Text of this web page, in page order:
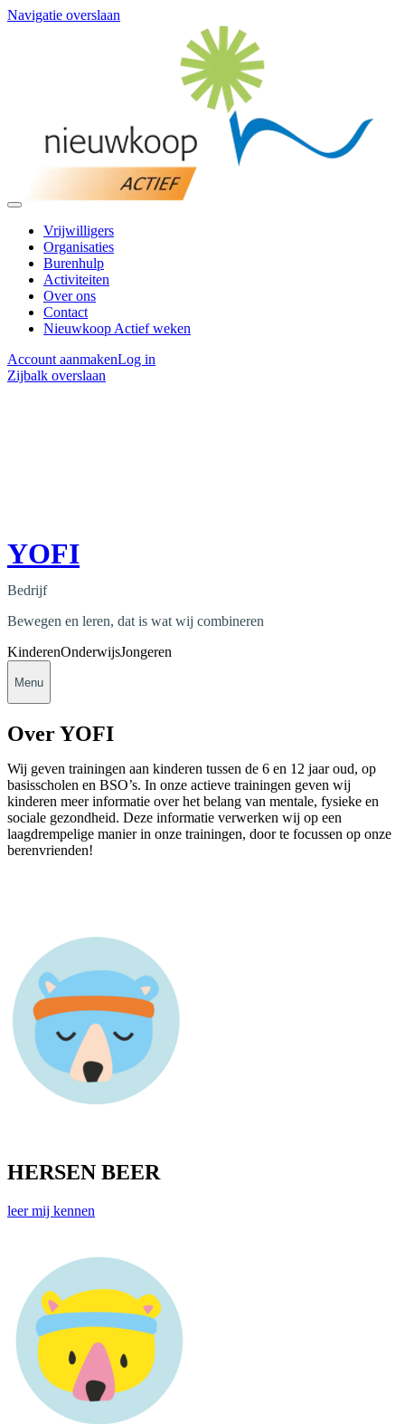
Navigatie overslaan
Vrijwilligers
Organisaties
Burenhulp
Activiteiten
Over ons
Contact
Nieuwkoop Actief weken
Account aanmakenLog in
Zijbalk overslaan
YOFI
Bedrijf
Bewegen en leren, dat is wat wij combineren
KinderenOnderwijsJongeren
Menu
Over YOFI
Wij geven trainingen aan kinderen tussen de 6 en 12 jaar oud, op
basisscholen en BSO’s. In onze actieve trainingen geven wij
kinderen meer informatie over het belang van mentale, fysieke en
sociale gezondheid. Deze informatie verwerken wij op een
laagdrempelige manier in onze trainingen, door te focussen op onze
berenvrienden!
HERSEN BEER
leer mij kennen